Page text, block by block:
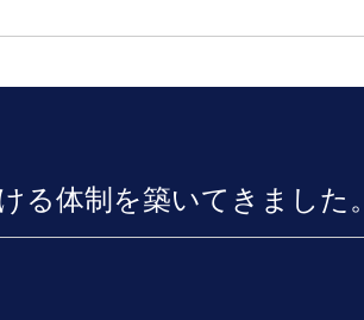
る体制を築いてきました。